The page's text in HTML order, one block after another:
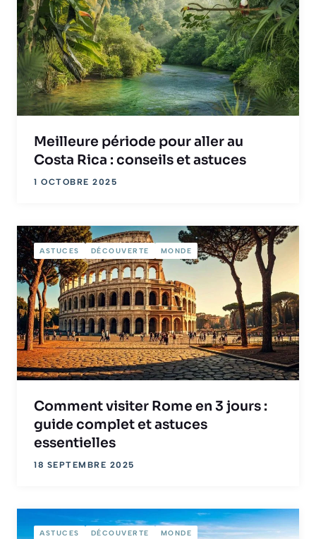
Meilleure période pour aller au
Costa Rica : conseils et astuces
1 OCTOBRE 2025
ASTUCES DÉCOUVERTE MONDE
Comment visiter Rome en 3 jours :
guide complet et astuces
essentielles
18 SEPTEMBRE 2025
ASTUCES DÉCOUVERTE MONDE